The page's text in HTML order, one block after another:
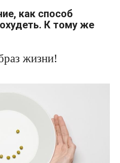
как способ
К тому же
жизни!